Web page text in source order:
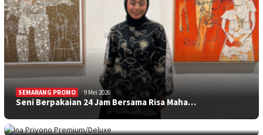
SEMARANG PROMO 9 Mei 2026
Seni Berpakaian 24 Jam Bersama Risa Maha…
SEMARANG PROMO 5 Mei 2026
Intip Koleksi Ina Priyono, Jenama Fesyen…